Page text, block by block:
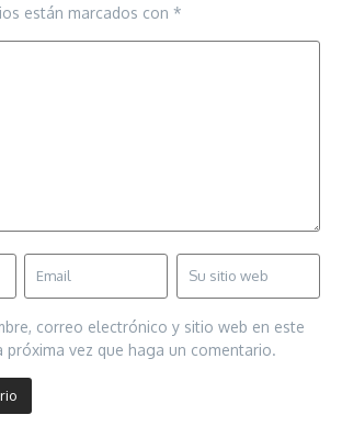
están marcados con *
correo electrónico y sitio web en este
próxima vez que haga un comentario.